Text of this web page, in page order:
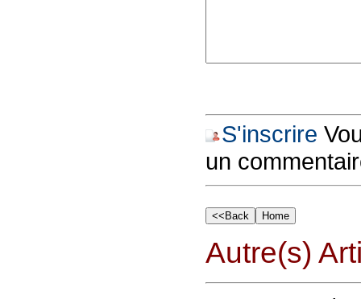
S'inscrire
un
Autre(s)